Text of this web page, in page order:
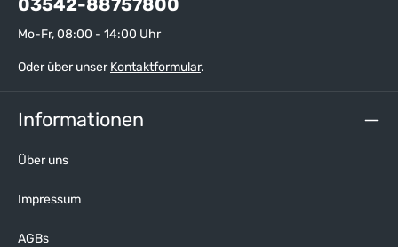
03542-88757800
Mo-Fr, 08:00 - 14:00 Uhr
Oder über unserKontaktformular.
Informationen
Über uns
Impressum
AGBs